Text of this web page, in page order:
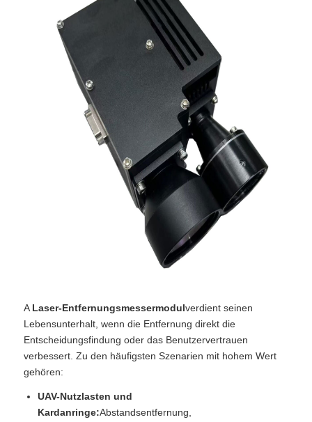
ALaser-Entfernungsmessermodulverdient seinen
Lebensunterhalt, wenn die Entfernung direkt die
Entscheidungsfindung oder das Benutzervertrauen
verbessert. Zu den häufigsten Szenarien mit hohem Wert
gehören:
UAV-Nutzlasten und
Kardanringe:Abstandsentfernung,